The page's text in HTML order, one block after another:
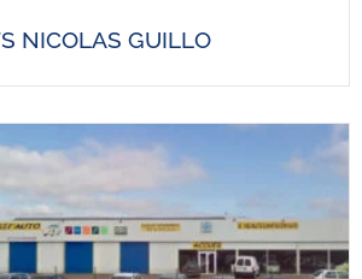
NICOLAS GUILLO